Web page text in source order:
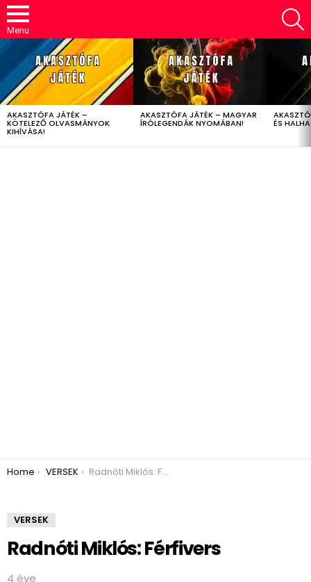
Menu
LATEST
STORIES
AKASZTÓFA JÁTÉK –
KÖTELEZŐ OLVASMÁNYOK
KIHÍVÁSA!
AKASZTÓFA JÁTÉK – MAGYAR
ÍRÓLEGENDÁK NYOMÁBAN! ÉS
You are here:
Home VERSEK Radnóti Miklós: Férfivers
VERSEK
Radnóti Miklós: Férfivers
4 éve